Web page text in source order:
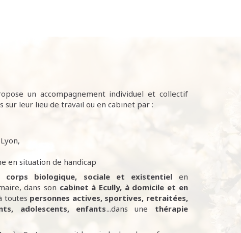
un accompagnement individuel et collectif
sur leur lieu de travail ou en cabinet par :
en situation de handicap
corps biologique, sociale et existentiel en
dans son cabinet à Ecully, à domicile et en
toutes personnes actives, sportives, retraitées,
adolescents, enfants...dans une thérapie